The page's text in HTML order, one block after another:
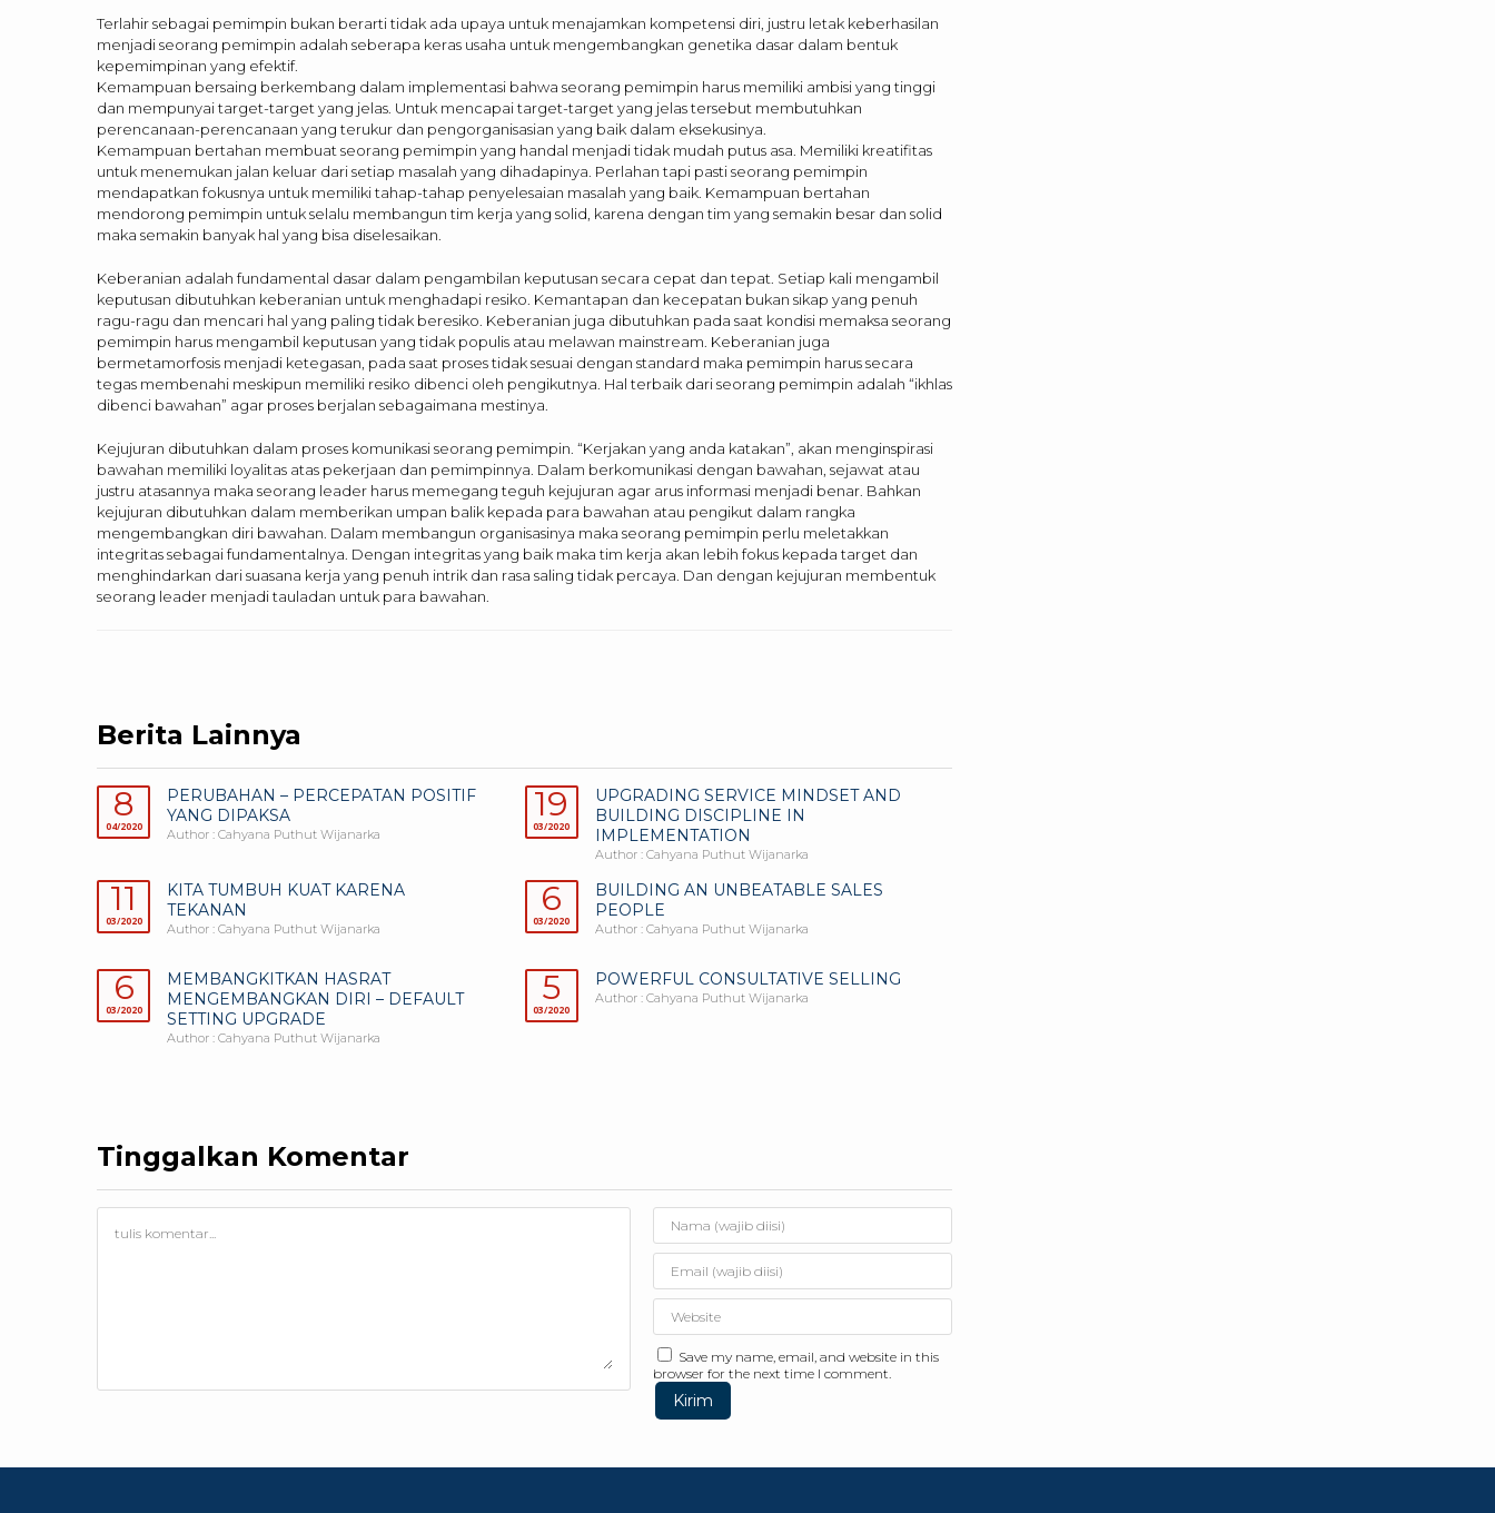
Terlahir sebagai pemimpin bukan berarti tidak ada upaya untuk menajamkan kompetensi diri, justru letak keberhasilan
menjadi seorang pemimpin adalah seberapa keras usaha untuk mengembangkan genetika dasar dalam bentuk
kepemimpinan yang efektif.
Kemampuan bersaing berkembang dalam implementasi bahwa seorang pemimpin harus memiliki ambisi yang tinggi
dan mempunyai target-target yang jelas. Untuk mencapai target-target yang jelas tersebut membutuhkan
perencanaan-perencanaan yang terukur dan pengorganisasian yang baik dalam eksekusinya.
Kemampuan bertahan membuat seorang pemimpin yang handal menjadi tidak mudah putus asa. Memiliki kreatifitas
untuk menemukan jalan keluar dari setiap masalah yang dihadapinya. Perlahan tapi pasti seorang pemimpin
mendapatkan fokusnya untuk memiliki tahap-tahap penyelesaian masalah yang baik. Kemampuan bertahan
mendorong pemimpin untuk selalu membangun tim kerja yang solid, karena dengan tim yang semakin besar dan solid
maka semakin banyak hal yang bisa diselesaikan.
Keberanian adalah fundamental dasar dalam pengambilan keputusan secara cepat dan tepat. Setiap kali mengambil
keputusan dibutuhkan keberanian untuk menghadapi resiko. Kemantapan dan kecepatan bukan sikap yang penuh
ragu-ragu dan mencari hal yang paling tidak beresiko. Keberanian juga dibutuhkan pada saat kondisi memaksa seorang
pemimpin harus mengambil keputusan yang tidak populis atau melawan mainstream. Keberanian juga
bermetamorfosis menjadi ketegasan, pada saat proses tidak sesuai dengan standard maka pemimpin harus secara
tegas membenahi meskipun memiliki resiko dibenci oleh pengikutnya. Hal terbaik dari seorang pemimpin adalah “ikhlas
dibenci bawahan” agar proses berjalan sebagaimana mestinya.
Kejujuran dibutuhkan dalam proses komunikasi seorang pemimpin. “Kerjakan yang anda katakan”, akan menginspirasi
bawahan memiliki loyalitas atas pekerjaan dan pemimpinnya. Dalam berkomunikasi dengan bawahan, sejawat atau
justru atasannya maka seorang leader harus memegang teguh kejujuran agar arus informasi menjadi benar. Bahkan
kejujuran dibutuhkan dalam memberikan umpan balik kepada para bawahan atau pengikut dalam rangka
mengembangkan diri bawahan. Dalam membangun organisasinya maka seorang pemimpin perlu meletakkan
integritas sebagai fundamentalnya. Dengan integritas yang baik maka tim kerja akan lebih fokus kepada target dan
menghindarkan dari suasana kerja yang penuh intrik dan rasa saling tidak percaya. Dan dengan kejujuran membentuk
seorang leader menjadi tauladan untuk para bawahan.
Berita Lainnya
8
04/2020
PERUBAHAN – PERCEPATAN POSITIF
YANG DIPAKSA
Author : Cahyana Puthut Wijanarka
19
03/2020
UPGRADING SERVICE MINDSET AND
BUILDING DISCIPLINE IN
IMPLEMENTATION
Author : Cahyana Puthut Wijanarka
11
03/2020
KITA TUMBUH KUAT KARENA
TEKANAN
Author : Cahyana Puthut Wijanarka
6
03/2020
BUILDING AN UNBEATABLE SALES
PEOPLE
Author : Cahyana Puthut Wijanarka
6
03/2020
MEMBANGKITKAN HASRAT
MENGEMBANGKAN DIRI – DEFAULT
SETTING UPGRADE
Author : Cahyana Puthut Wijanarka
5
03/2020
POWERFUL CONSULTATIVE SELLING
Author : Cahyana Puthut Wijanarka
Tinggalkan Komentar
Save my name, email, and website in this
browser for the next time I comment.